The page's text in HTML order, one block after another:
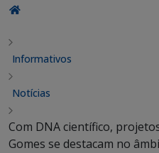
Informativos
Notícias
Com DNA científico,
Gomes se destacam no